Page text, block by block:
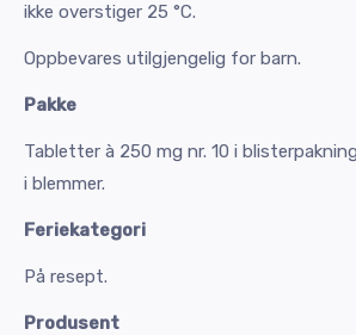
ikke overstiger 25 °C.
Oppbevares utilgjengelig for barn.
Pakke
Tabletter à 250 mg nr. 10 i
i blemmer.
Feriekategori
På resept.
Produsent